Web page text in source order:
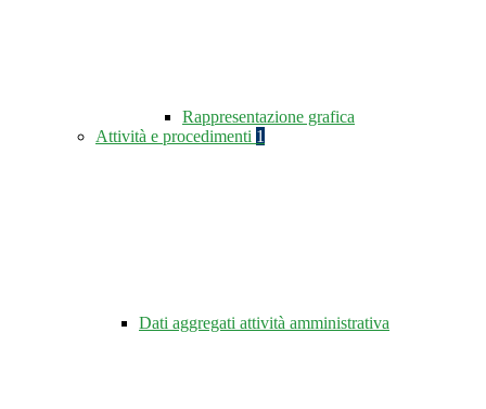
Rappresentazione grafica
Attività e procedimenti 1
Dati aggregati attività amministrativa